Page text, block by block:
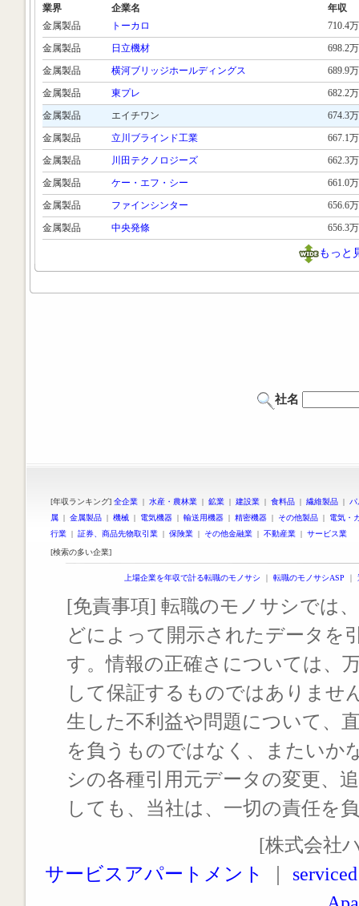
業界 企業名
年収
金属製品
トーカロ
710.4万
金属製品
日立機材
698.2万
金属製品
横河ブリッジホールディングス
689.9万
金属製品
東プレ
682.2万
金属製品
エイチワン
674.3万
金属製品
立川ブラインド工業
667.1万
金属製品
川田テクノロジーズ
662.3万
金属製品
ケー・エフ・シー
661.0万
金属製品
ファインシンター
656.6万
金属製品
中央発條 656.3万
もっと
社名
[年収ランキング] 全企業 | 水産・農林業 | 鉱業 | 建設業 | 食料品 | 繊維製品 |
属 | 金属製品 | 機械 | 電気機器 | 輸送用機器 | 精密機器 | その他製品 | 電気・
行業 | 証券、商品先物取引業 | 保険業 | その他金融業 | 不動産業 | サービス業
[検索の多い企業]
上場企業を年収で計る転職のモノサシ ｜ 転職のモノサシASP ｜
[免責事項] 転職のモノサシでは
どによって開示されたデータを
す。情報の正確さについては、
して保証するものではありませ
生した不利益や問題について、
を負うものではなく、またいか
シの各種引用元データの変更、
しても、当社は、一切の責任を
[株式会社
サービスアパートメント